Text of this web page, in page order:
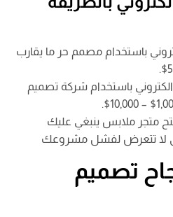
باستخدام مصمم حر ما يقارب
الكتروني باستخدام شركة تصميم
متجر ملابس ينبغي عليك
لا تتعرض لفشل مشروعك
تصميم